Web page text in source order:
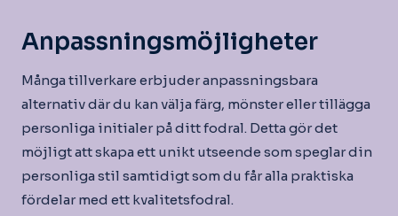
Anpassningsmöjligheter
Många tillverkare erbjuder anpassningsbara
alternativ där du kan välja färg, mönster eller tillägga
personliga initialer på ditt fodral. Detta gör det
möjligt att skapa ett unikt utseende som speglar din
personliga stil samtidigt som du får alla praktiska
fördelar med ett kvalitetsfodral.